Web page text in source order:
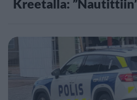
Kreetalla: